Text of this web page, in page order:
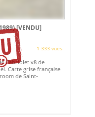
[VENDU]
1 333 vues
Cabriolet v8 de
Carte grise française
de Saint-